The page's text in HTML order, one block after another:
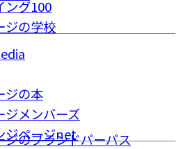
ング100
ジの学校
ジの本
ジメンバーズ
ジページnet
ジのブランドパーパス